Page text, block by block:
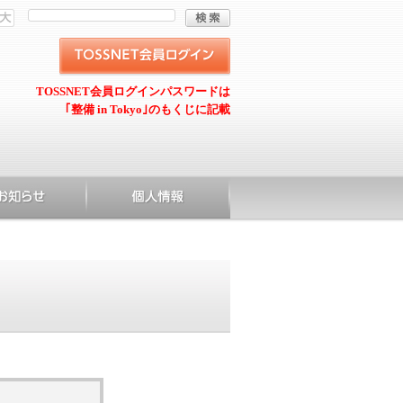
TOSSNET会員ログインパスワードは
｢整備 in Tokyo｣のもくじに記載